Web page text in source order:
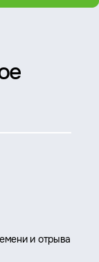
и отрыва